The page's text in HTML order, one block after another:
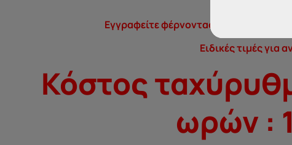
Εγγραφείτε φέρνοντας και ένα φίλο-η
Ειδικές τιμές για
Κόστος
ωρών :